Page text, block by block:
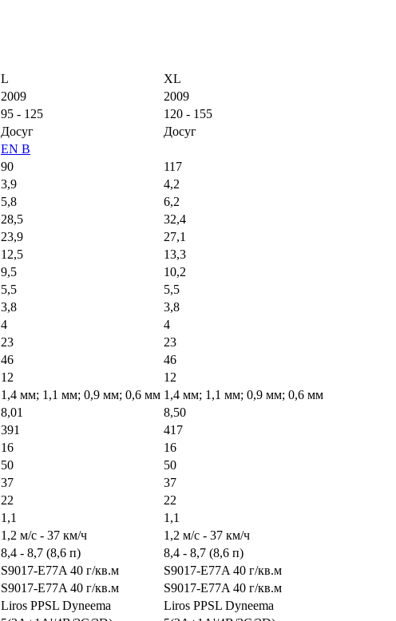
L
XL
2009
2009
95 - 125
120 - 155
Досуг
Досуг
EN B
90
117
3,9
4,2
5,8
6,2
28,5
32,4
23,9
27,1
12,5
13,3
9,5
10,2
5,5
5,5
3,8
3,8
4
4
23
23
46
46
12
12
1,4 мм; 1,1 мм; 0,9 мм; 0,6 мм 1,4 мм; 1,1 мм; 0,9 мм; 0,6 мм
8,01
8,50
391
417
16
16
50
50
37
37
22
22
1,1
1,1
1,2 м/с - 37 км/ч
1,2 м/с - 37 км/ч
8,4 - 8,7 (8,6 п)
8,4 - 8,7 (8,6 п)
S9017-E77A 40 г/кв.м
S9017-E77A 40 г/кв.м
S9017-E77A 40 г/кв.м
S9017-E77A 40 г/кв.м
Liros PPSL Dyneema
Liros PPSL Dyneema